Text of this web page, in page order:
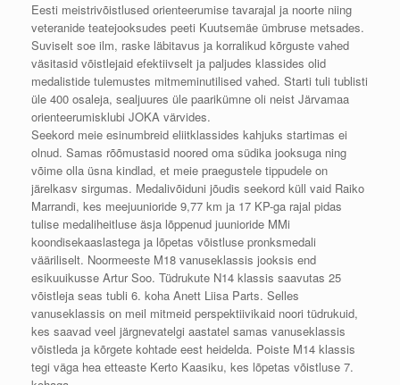
Eesti meistrivõistlused orienteerumise tavarajal ja noorte niing
veteranide teatejooksudes peeti Kuutsemäe ümbruse metsades.
Suviselt soe ilm, raske läbitavus ja korralikud kõrguste vahed
väsitasid võistlejaid efektiivselt ja paljudes klassides olid
medalistide tulemustes mitmeminutilised vahed. Starti tuli tublisti
üle 400 osaleja, sealjuures üle paarikümne oli neist Järvamaa
orienteerumisklubi JOKA värvides.
Seekord meie esinumbreid eliitklassides kahjuks startimas ei
olnud. Samas rõõmustasid noored oma südika jooksuga ning
võime olla üsna kindlad, et meie praegustele tippudele on
järelkasv sirgumas. Medalivõiduni jõudis seekord küll vaid Raiko
Marrandi, kes meejuunioride 9,77 km ja 17 KP-ga rajal pidas
tulise medaliheitluse äsja lõppenud juunioride MMi
koondisekaaslastega ja lõpetas võistluse pronksmedali
vääriliselt. Noormeeste M18 vanuseklassis jooksis end
esikuuikusse Artur Soo. Tüdrukute N14 klassis saavutas 25
võistleja seas tubli 6. koha Anett Liisa Parts. Selles
vanuseklassis on meil mitmeid perspektiivikaid noori tüdrukuid,
kes saavad veel järgnevatelgi aastatel samas vanuseklassis
võistleda ja kõrgete kohtade eest heidelda. Poiste M14 klassis
tegi väga hea etteaste Kerto Kaasiku, kes lõpetas võistluse 7.